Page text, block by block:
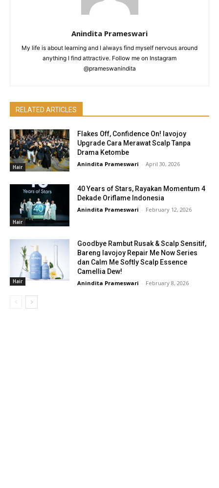
Anindita Prameswari
My life is about learning and I always find myself nervous around
anything I find attractive. Follow me on Instagram
@prameswanindita
RELATED ARTICLES
Hair
Flakes Off, Confidence On! lavojoy
Upgrade Cara Merawat Scalp Tanpa
Drama Ketombe
Anindita Prameswari - April 30, 2026
Hair
40 Years of Stars, Rayakan Momentum 4
Dekade Oriflame Indonesia
Anindita Prameswari - February 12, 2026
Hair
Goodbye Rambut Rusak & Scalp Sensitif,
Bareng lavojoy Repair Me Now Series
dan Calm Me Softly Scalp Essence
Camellia Dew!
Anindita Prameswari - February 8, 2026